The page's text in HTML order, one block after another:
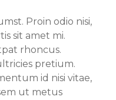
Proin odio nisi,
sit amet mi.
rhoncus.
pretium.
id nisi vitae,
ut metus